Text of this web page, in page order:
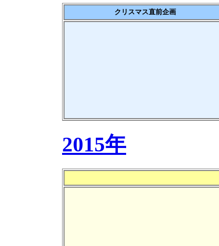
クリスマス直前企画
2015年